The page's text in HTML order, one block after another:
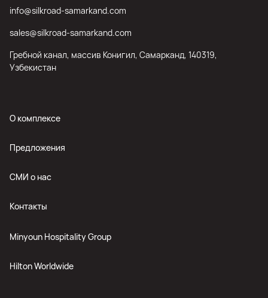
О комплексе
Предложения
СМИ о нас
Контакты
Minyoun Hospitality Group
Hilton Worldwide
info@silkroad-samarkand.com
sales@silkroad-samarkand.com
Гребной канал, массив Конигил, Самарканд, 140319,
Узбекистан